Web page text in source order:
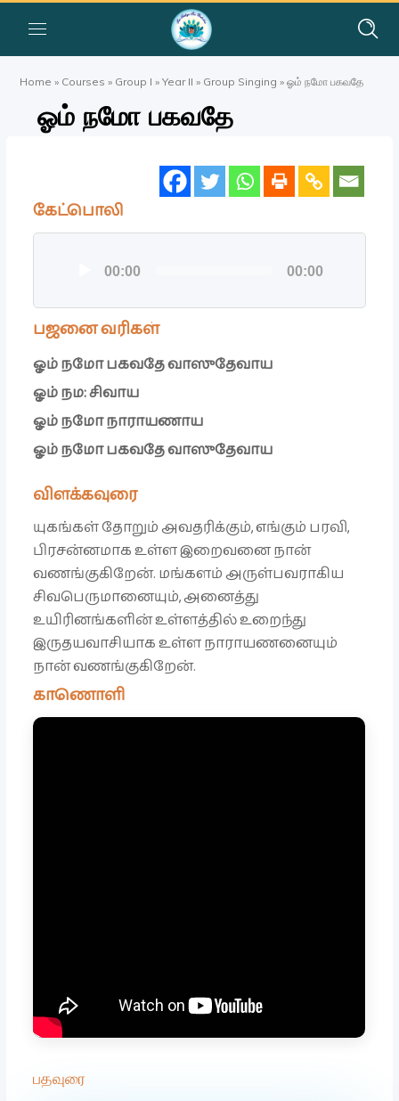
Home » Courses » Group I »Year II » Group Singing »ஓம் நமோ பகவதே
ஓம் நமோ பகவதே
கேட்பொலி
00:00 00:00
பஜனை வரிகள்
ஓம் நமோ பகவதே வாஸுதேவாய
ஓம் நம: சிவாய
ஓம் நமோ நாராயணாய
ஓம் நமோ பகவதே வாஸுதேவாய
விளக்கவுரை
யுகங்கள் தோறும் அவதரிக்கும், எங்கும் பரவி,
பிரசன்னமாக உள்ள இறைவனை நான்
வணங்குகிறேன். மங்களம் அருள்பவராகிய
சிவபெருமானையும், அனைத்து
உயிரினங்களின் உள்ளத்தில் உறைந்து
இருதயவாசியாக உள்ள நாராயணனையும்
நான் வணங்குகிறேன்.
காணொளி
பதவுரை